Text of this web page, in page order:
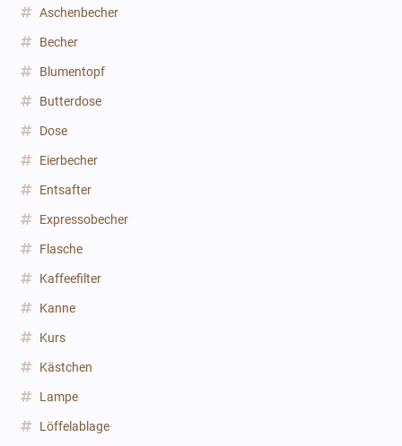
Aschenbecher
Becher
Blumentopf
Butterdose
Dose
Eierbecher
Entsafter
Expressobecher
Flasche
Kaffeefilter
Kanne
Kurs
Kästchen
Lampe
Löffelablage